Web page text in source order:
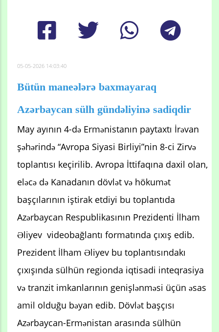
05-05-2026 14:03:40
Bütün maneələrə baxmayaraq
Azərbaycan sülh gündəliyinə sadiqdir
May ayının 4-də Ermənistanın paytaxtı İrəvan
şəhərində “Avropa Siyasi Birliyi”nin 8-ci Zirvə
toplantısı keçirilib. Avropa İttifaqına daxil olan,
eləcə də Kanadanın dövlət və hökumət
başçılarının iştirak etdiyi bu toplantıda
Azərbaycan Respublikasının Prezidenti İlham
Əliyev videobağlantı formatında çıxış edib.
Prezident İlham Əliyev bu toplantısındakı
çıxışında sülhün regionda iqtisadi inteqrasiya
və tranzit imkanlarının genişlənməsi üçün əsas
amil olduğu bəyan edib. Dövlət başçısı
Azərbaycan-Ermənistan arasında sülhün